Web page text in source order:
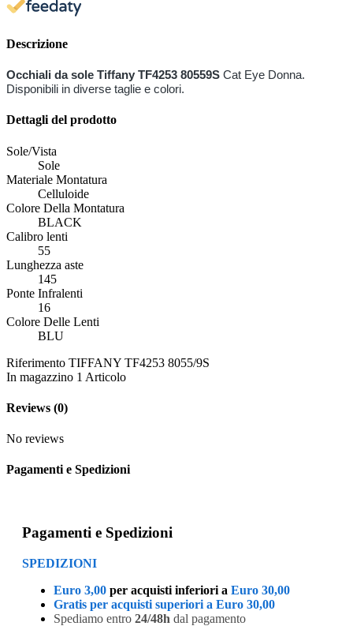
Descrizione
Occhiali da sole Tiffany TF4253 80559S Cat Eye Donna.
Disponibili in diverse taglie e colori.
Dettagli del prodotto
Sole/Vista
Sole
Materiale Montatura
Celluloide
Colore Della Montatura
BLACK
Calibro lenti
55
Lunghezza aste
145
Ponte Infralenti
16
Colore Delle Lenti
BLU
Riferimento TIFFANY TF4253 8055/9S
In magazzino 1 Articolo
Reviews (0)
No reviews
Pagamenti e Spedizioni
Pagamenti e Spedizioni
SPEDIZIONI
Euro 3,00 per acquisti inferiori a Euro 30,00
Gratis per acquisti superiori a Euro 30,00
Spediamo entro 24/48h dal pagamento